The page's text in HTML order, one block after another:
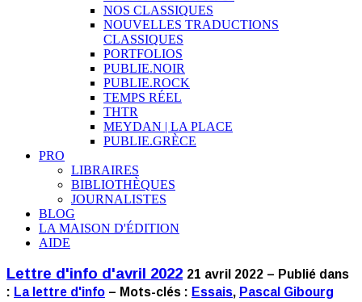
NOS CLASSIQUES
NOUVELLES TRADUCTIONS
CLASSIQUES
PORTFOLIOS
PUBLIE.NOIR
PUBLIE.ROCK
TEMPS RÉEL
THTR
MEYDAN | LA PLACE
PUBLIE.GRÈCE
PRO
LIBRAIRES
BIBLIOTHÈQUES
JOURNALISTES
BLOG
LA MAISON D'ÉDITION
AIDE
Lettre d'info d'avril 2022 21 avril 2022 – Publié dans
: La lettre d'info – Mots-clés : Essais, Pascal Gibourg